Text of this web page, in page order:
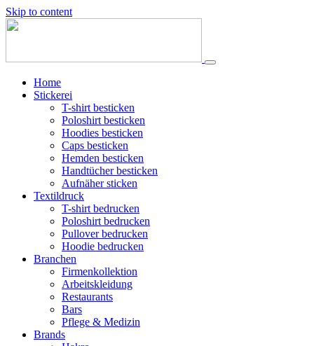
Skip to content
Home
Stickerei
T-shirt besticken
Poloshirt besticken
Hoodies besticken
Caps besticken
Hemden besticken
Handtücher besticken
Aufnäher sticken
Textildruck
T-shirt bedrucken
Poloshirt bedrucken
Pullover bedrucken
Hoodie bedrucken
Branchen
Firmenkollektion
Arbeitskleidung
Restaurants
Bars
Pflege & Medizin
Brands